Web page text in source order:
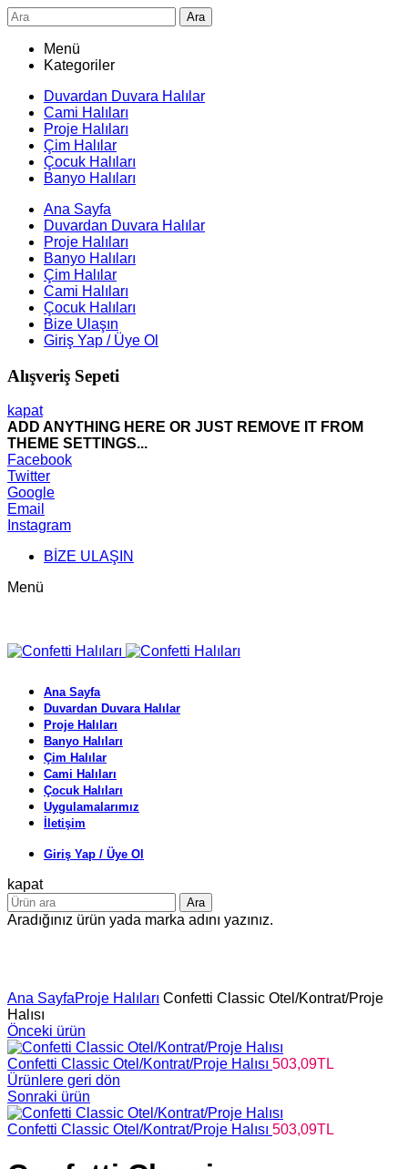
Ara
Menü
Kategoriler
Duvardan Duvara Halılar
Cami Halıları
Proje Halıları
Çim Halılar
Çocuk Halıları
Banyo Halıları
Ana Sayfa
Duvardan Duvara Halılar
Proje Halıları
Banyo Halıları
Çim Halılar
Cami Halıları
Çocuk Halıları
Bize Ulaşın
Giriş Yap / Üye Ol
Alışveriş Sepeti
kapat
ADD ANYTHING HERE OR JUST REMOVE IT FROM
THEME SETTINGS...
Facebook
Twitter
Google
Email
Instagram
BİZE ULAŞIN
Menü
Ana Sayfa
Duvardan Duvara Halılar
Proje Halıları
Banyo Halıları
Çim Halılar
Cami Halıları
Çocuk Halıları
Uygulamalarımız
İletişim
Giriş Yap / Üye Ol
kapat
Ara
Aradığınız ürün yada marka adını yazınız.
Ana SayfaProje Halıları Confetti Classic Otel/Kontrat/Proje
Halısı
Önceki ürün
Confetti Classic Otel/Kontrat/Proje Halısı 503,09TL
Ürünlere geri dön
Sonraki ürün
Confetti Classic Otel/Kontrat/Proje Halısı 503,09TL